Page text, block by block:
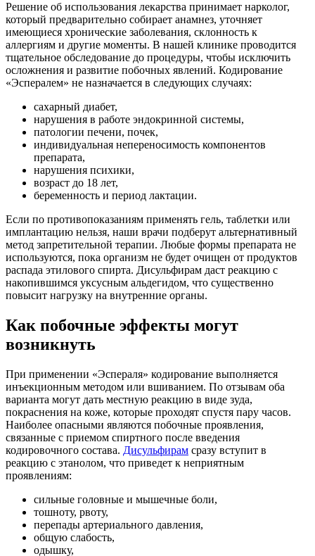
Решение об использования лекарства принимает нарколог,
который предварительно собирает анамнез, уточняет
имеющиеся хронические заболевания, склонность к
аллергиям и другие моменты. В нашей клинике проводится
тщательное обследование до процедуры, чтобы исключить
осложнения и развитие побочных явлений. Кодирование
«Эспералем» не назначается в следующих случаях:
сахарный диабет,
нарушения в работе эндокринной системы,
патологии печени, почек,
индивидуальная непереносимость компонентов
препарата,
нарушения психики,
возраст до 18 лет,
беременность и период лактации.
Если по противопоказаниям применять гель, таблетки или
имплантацию нельзя, наши врачи подберут альтернативный
метод запретительной терапии. Любые формы препарата не
используются, пока организм не будет очищен от продуктов
распада этилового спирта. Дисульфирам даст реакцию с
накопившимся уксусным альдегидом, что существенно
повысит нагрузку на внутренние органы.
Как побочные эффекты могут
возникнуть
При применении «Эспераля» кодирование выполняется
инъекционным методом или вшиванием. По отзывам оба
варианта могут дать местную реакцию в виде зуда,
покраснения на коже, которые проходят спустя пару часов.
Наиболее опасными являются побочные проявления,
связанные с приемом спиртного после введения
кодировочного состава. Дисульфирам сразу вступит в
реакцию с этанолом, что приведет к неприятным
проявлениям:
сильные головные и мышечные боли,
тошноту, рвоту,
перепады артериального давления,
общую слабость,
одышку,